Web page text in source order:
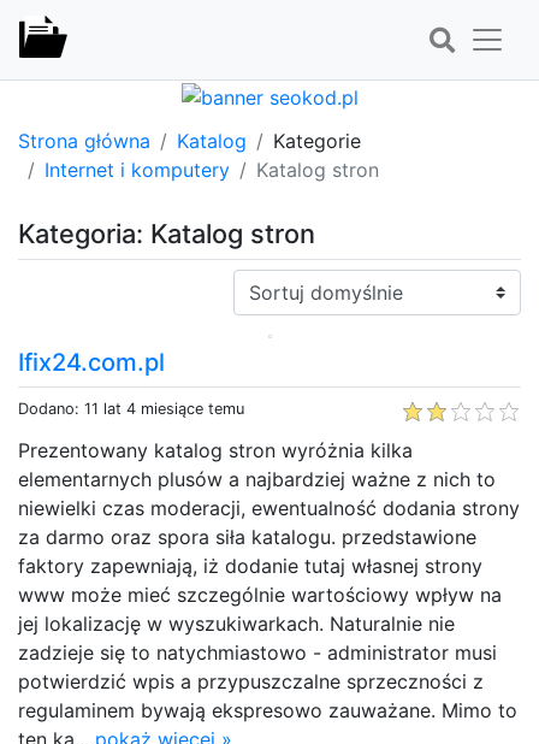
Strona główna Katalog
Kategorie
Internet i komputery
Katalog stron
Kategoria: Katalog stron
Sortuj:
Ifix24.com.pl
Dodano: 11 lat 4 miesiące temu
Prezentowany katalog stron wyróżnia kilka
elementarnych plusów a najbardziej ważne z nich to
niewielki czas moderacji, ewentualność dodania strony
za darmo oraz spora siła katalogu. przedstawione
faktory zapewniają, iż dodanie tutaj własnej strony
www może mieć szczególnie wartościowy wpływ na
jej lokalizację w wyszukiwarkach. Naturalnie nie
zadzieje się to natychmiastowo - administrator musi
potwierdzić wpis a przypuszczalne sprzeczności z
regulaminem bywają ekspresowo zauważane. Mimo to
ten ka... pokaż więcej »